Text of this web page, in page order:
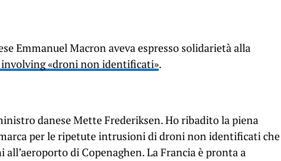
Emmanuel Macron aveva espresso solidarietà alla
«droni non identificati».
danese Mette Frederiksen. Ho ribadito la piena
per le ripetute intrusioni di droni non identificati che
di Copenaghen. La Francia è pronta a